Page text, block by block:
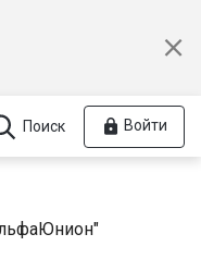
Поиск Войти